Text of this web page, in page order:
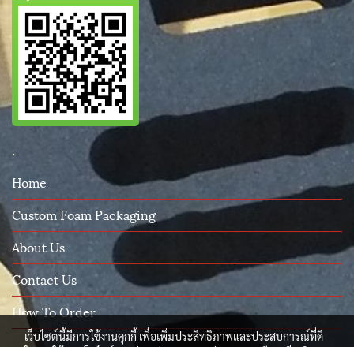
.
Home
Custom Foam Packaging
About Us
Contact Us
How To Order
เว็บไซต์นี้มีการใช้งานคุกกี้ เพื่อเพิ่มประสิทธิภาพและประสบการณ์ที่ดี